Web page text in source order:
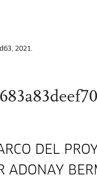
2021.
DEL
ADONAY